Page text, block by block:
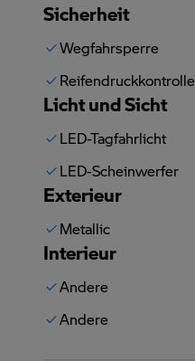
Sicherheit
Wegfahrsperre
Reifendruckkontrolle
Licht und Sicht
LED-Tagfahrlicht
LED-Scheinwerfer
Exterieur
Metallic
Interieur
Andere
Andere